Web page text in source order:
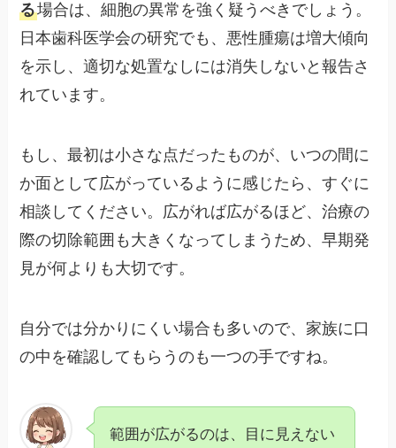
る場合は、細胞の異常を強く疑うべきでしょう。
日本歯科医学会の研究でも、悪性腫瘍は増大傾向
を示し、適切な処置なしには消失しないと報告さ
れています。
もし、最初は小さな点だったものが、いつの間に
か面として広がっているように感じたら、すぐに
相談してください。広がれば広がるほど、治療の
際の切除範囲も大きくなってしまうため、早期発
見が何よりも大切です。
自分では分かりにくい場合も多いので、家族に口
の中を確認してもらうのも一つの手ですね。
範囲が広がるのは、目に見えない